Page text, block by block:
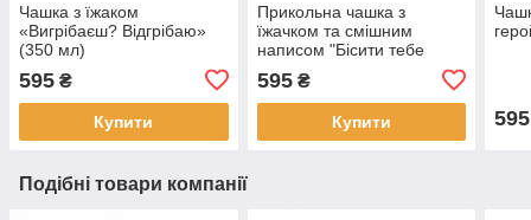
Чашка з їжаком
«Вигрібаєш? Відгрібаю»
(350 мл)
595 ₴
Купити
Прикольна чашка з
їжачком та смішним
написом "Бісити тебе
вічно" на подарунок (350
мл)
595₴
Купити 595
Подібні товари компанії